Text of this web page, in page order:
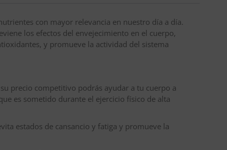
con mayor relevancia en nuestro día a día.
los efectos del envejecimiento en el cuerpo,
y promueve la actividad del sistema
precio competitivo podrás ayudar a tu cuerpo a
es sometido durante el ejercicio físico de alta
estados de cansancio y fatiga y promueve la